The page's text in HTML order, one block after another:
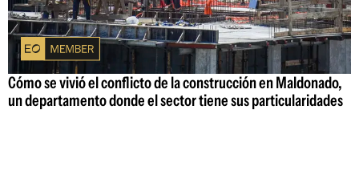
Cómo se vivió el conflicto de la construcción en Maldonado,
un departamento donde el sector tiene sus particularidades